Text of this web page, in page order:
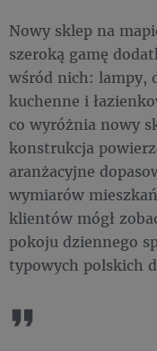
Nowy sklep na
szeroką gamę
wśród nich: lampy,
kuchenne i
co wyróżnia nowy
konstrukcja
aranżacyjne
wymiarów
klientów mógł
pokoju dziennego
typowych polskich